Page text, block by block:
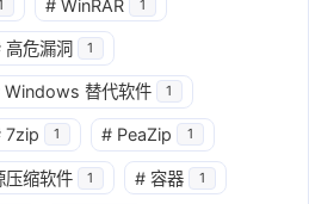
# WinRAR 1
高危漏洞 1
Windows 替代软件 1
7zip 1 # PeaZip 1
压缩软件 1 # 容器 1